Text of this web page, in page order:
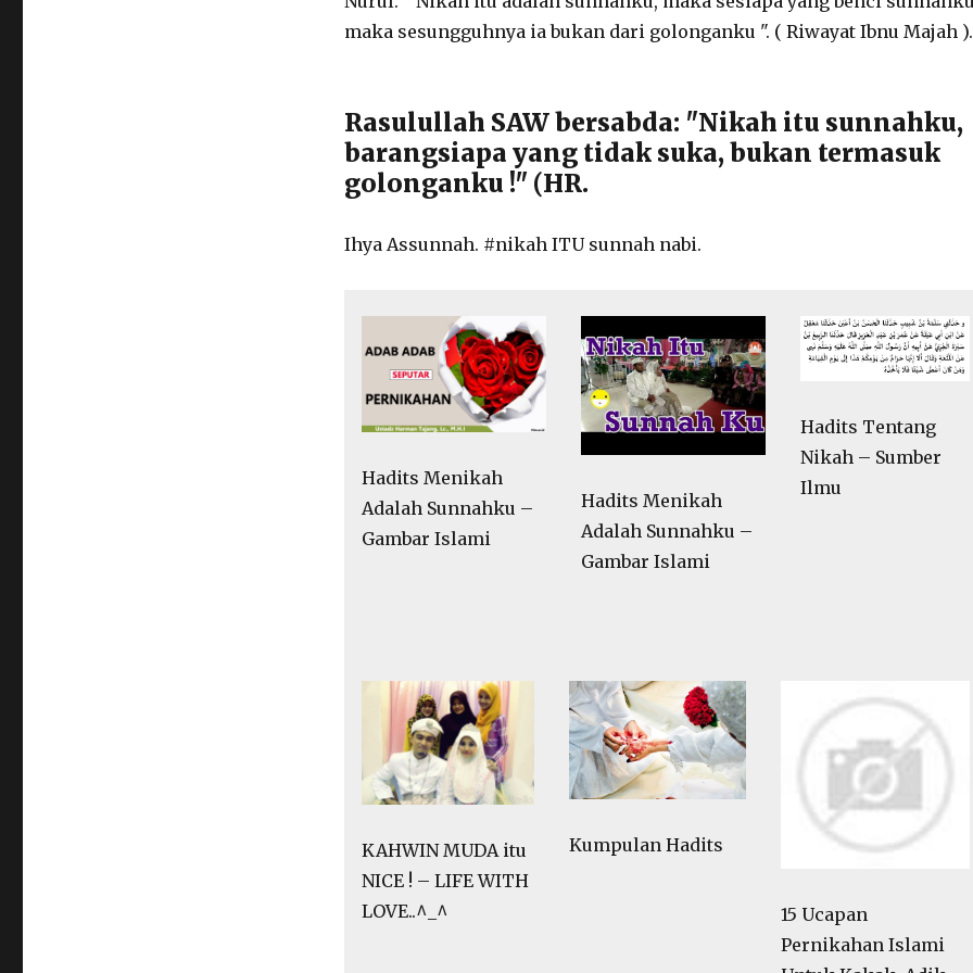
maka sesungguhnya ia bukan dari golonganku ". ( Riwayat Ibnu Majah ).
Rasulullah SAW bersabda: "Nikah itu sunnahku,
barangsiapa yang tidak suka, bukan termasuk
golonganku !" (HR.
Ihya Assunnah. #nikah ITU sunnah nabi.
Hadits Menikah
Adalah Sunnahku –
Gambar Islami
Hadits Menikah
Adalah Sunnahku –
Gambar Islami
Hadits Tentang
Nikah – Sumber
Ilmu
KAHWIN MUDA itu
NICE ! – LIFE WITH
LOVE..^_^
Kumpulan Hadits
15 Ucapan
Pernikahan Islami